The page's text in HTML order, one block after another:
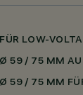
LOW-